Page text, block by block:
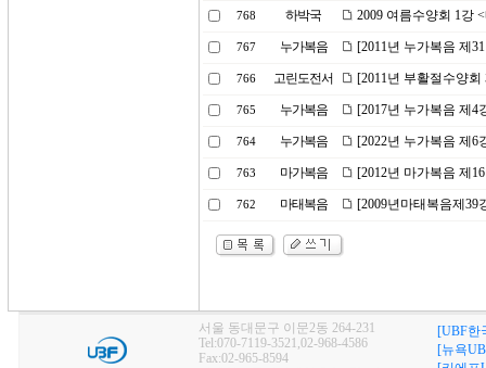
768 하박국 2009 여름수양회 1강
767 누가복음 [2011년 누가복음 제
766 고린도전서 [2011년 부활절수양
765 누가복음 [2017년 누가복음 제4
764 누가복음 [2022년 누가복음 제
763 마가복음 [2012년 마가복음 제
762 마태복음 [2009년마태복음제39
서울 동대문구 이문2동 264-231
Tel:070-7119-3521,02-968-4586
Fax:02-965-8594
[UBF한
[뉴욕